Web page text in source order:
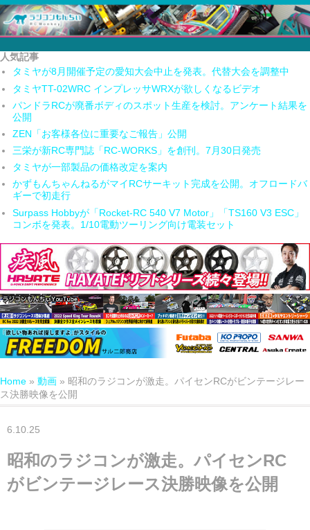
人気記事
タミヤが8月開催予定の愛知大会中止を発表。代替大会を調整中
タミヤTT-02WRC インプレッサWRXが欲しくなるビデオ
パンドラRCが廃番ボディのスポット生産を検討。アンケート結果を
公開
ZEN「お客様各位に重要なご報告」公開
三栄が新RC専門誌「RC-WORKS」を創刊。7月30日発売
タミヤが一部製品の価格改定を案内
かずもんちゃんねるがマイRCサーキット完成を公開。オフロードバ
ギーで初走行
Surpass Hobbyが「Rocket-RC 540 V7 Motor」「TS160 V3 ESC」
コンボを発表。1/10電動ツーリング向け電装セット
Home » 動画 » 昭和のラジコンが激走。パイセンRCがビンテージレー
ス決勝映像を公開
6.10.25
昭和のラジコンが激走。パイセンRC
がビンテージレース決勝映像を公開